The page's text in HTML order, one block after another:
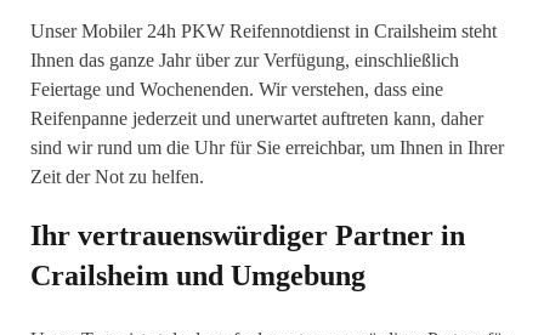
Unser Mobiler 24h PKW Reifennotdienst in Crailsheim steht
Ihnen das ganze Jahr über zur Verfügung, einschließlich
Feiertage und Wochenenden. Wir verstehen, dass eine
Reifenpanne jederzeit und unerwartet auftreten kann, daher
sind wir rund um die Uhr für Sie erreichbar, um Ihnen in Ihrer
Zeit der Not zu helfen.
Ihr vertrauenswürdiger Partner in
Crailsheim und Umgebung